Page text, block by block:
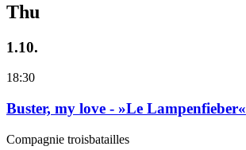
Thu
1.10.
18:30
Buster, my love - »Le Lampenfieber«
Compagnie troisbatailles